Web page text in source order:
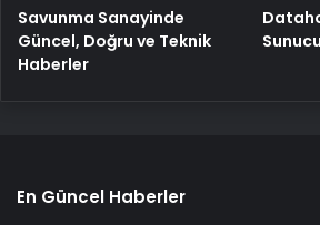
Savunma Sanayinde
Güncel, Doğru ve Teknik
Haberler
En Güncel Haberler